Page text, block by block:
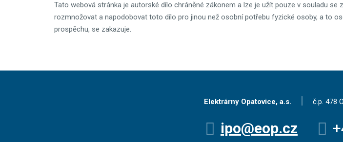
Tato webová stránka je autorské dílo chráněné zákonem a lze je užít pouze v souladu
rozmnožovat a napodobovat toto dílo pro jinou než osobní potřebu fyzické osoby, a to
prospěchu, se zakazuje.
Elektrárny Opatovice, a.s. | č.p. 478
ipo@eop.cz